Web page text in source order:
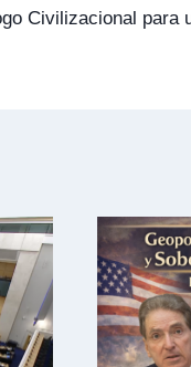
Civilizacional para